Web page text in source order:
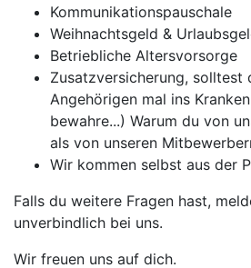
Kommunikationspauschale
Weihnachtsgeld &
Betriebliche Altersvorsorge
Zusatzversicherung, solltest
Angehörigen mal ins
bewahre...) Warum du von
als von unseren
Wir kommen selbst aus der
Falls du weitere Fragen hast,
unverbindlich bei uns.
Wir freuen uns auf dich.